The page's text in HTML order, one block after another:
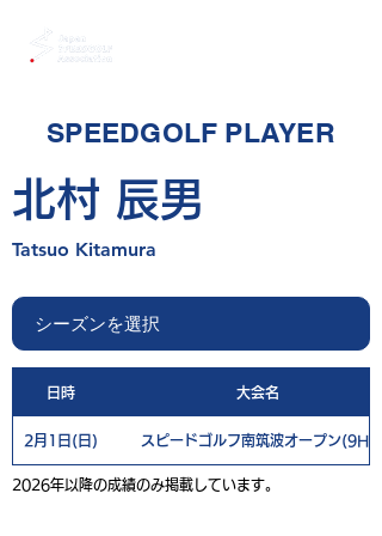
SPEEDGOLF PLAYER
北村 辰男
Tatsuo Kitamura
日時 大会名
2月1日(日) スピードゴルフ南筑波オープン(9H)
2026年以降の成績のみ掲載しています。